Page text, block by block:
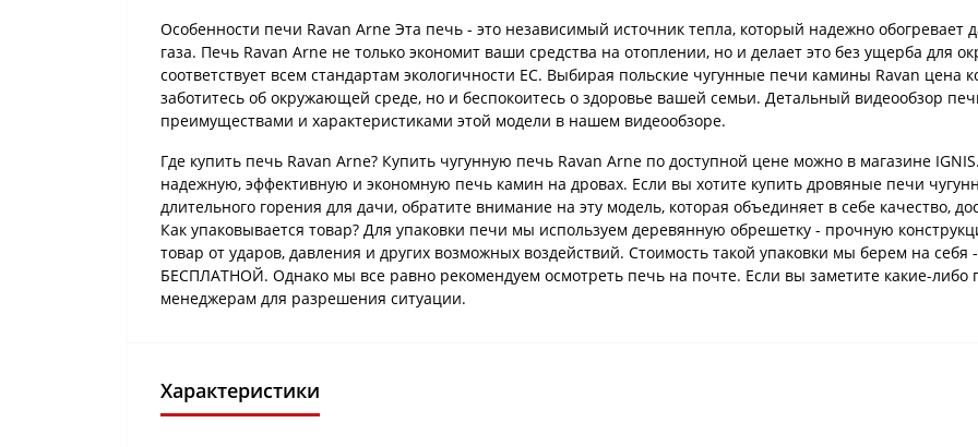
Особенности печи Ravan Arne Эта печь - это независимый источник тепла, который надежно обогревает
газа. Печь Ravan Arne не только экономит ваши средства на отоплении, но и делает это без ущерба для
соответствует всем стандартам экологичности ЕС. Выбирая польские чугунные печи камины Ravan цена
заботитесь об окружающей среде, но и беспокоитесь о здоровье вашей семьи. Детальный видеообзор
преимуществами и характеристиками этой модели в нашем видеообзоре.
Где купить печь Ravan Arne? Купить чугунную печь Ravan Arne по доступной цене можно в магазине
надежную, эффективную и экономную печь камин на дровах. Если вы хотите купить дровяные печи
длительного горения для дачи, обратите внимание на эту модель, которая объединяет в себе качество,
Как упаковывается товар? Для упаковки печи мы используем деревянную обрешетку - прочную
товар от ударов, давления и других возможных воздействий. Стоимость такой упаковки мы берем на себя
БЕСПЛАТНОЙ. Однако мы все равно рекомендуем осмотреть печь на почте. Если вы заметите какие-
менеджерам для разрешения ситуации.
Характеристики